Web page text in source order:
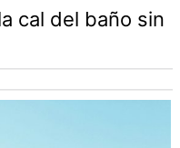
cal del baño sin